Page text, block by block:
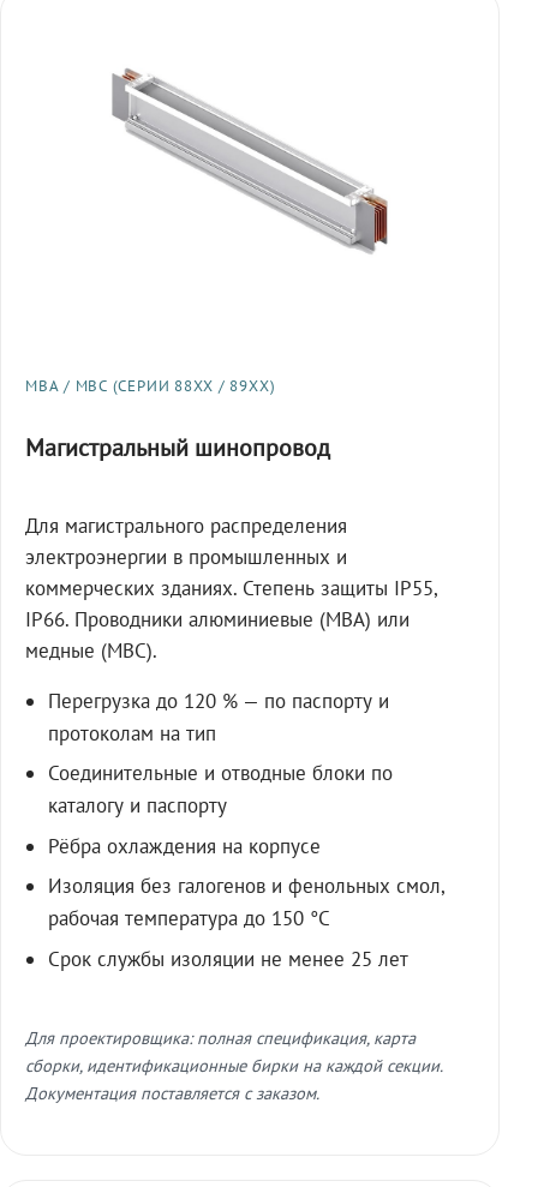
МВА / МВС (СЕРИИ 88XX / 89XX)
Магистральный шинопровод
Для магистрального распределения
электроэнергии в промышленных и
коммерческих зданиях. Степень защиты IP55,
IP66. Проводники алюминиевые (МВА) или
медные (МВС).
Перегрузка до 120 % — по паспорту и
протоколам на тип
Соединительные и отводные блоки по
каталогу и паспорту
Рёбра охлаждения на корпусе
Изоляция без галогенов и фенольных смол,
рабочая температура до 150 °C
Срок службы изоляции не менее 25 лет
Для проектировщика: полная спецификация, карта
сборки, идентификационные бирки на каждой секции.
Документация поставляется с заказом.